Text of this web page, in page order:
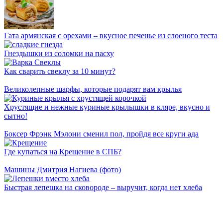
Гата армянская с орехами – вкусное печенье из слоеного теста
Гнездышки из соломки на пасху
Как сварить свеклу за 10 минут?
Великолепные шарфы, которые подарят вам крылья
Хрустящие и нежные куриные крылышки в кляре, вкусно и
сытно!
Боксер Фрэнк Мэлони сменил пол, пройдя все круги ада
Где купаться на Крещение в СПБ?
Машины Дмитрия Нагиева (фото)
Быстрая лепешка на сковороде – выручит, когда нет хлеба